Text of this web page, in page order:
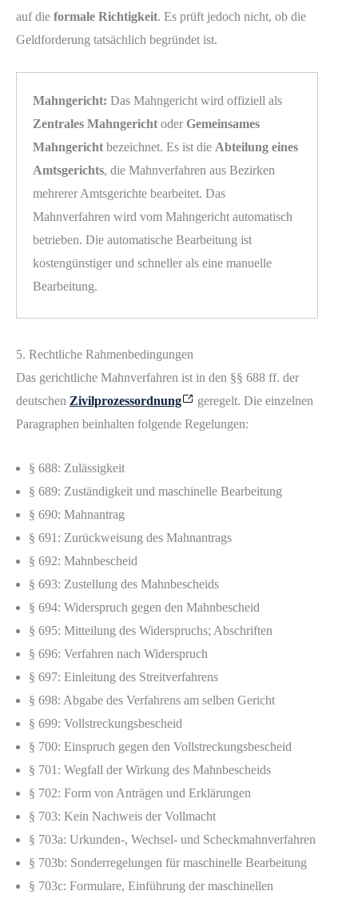
auf die formale Richtigkeit. Es prüft jedoch nicht, ob die
Geldforderung tatsächlich begründet ist.
Mahngericht: Das Mahngericht wird offiziell als
Zentrales Mahngericht oder Gemeinsames
Mahngericht bezeichnet. Es ist die Abteilung eines
Amtsgerichts, die Mahnverfahren aus Bezirken
mehrerer Amtsgerichte bearbeitet. Das
Mahnverfahren wird vom Mahngericht automatisch
betrieben. Die automatische Bearbeitung ist
kostengünstiger und schneller als eine manuelle
Bearbeitung.
5. Rechtliche Rahmenbedingungen
Das gerichtliche Mahnverfahren ist in den §§ 688 ff. der
deutschen Zivilprozessordnung
geregelt. Die einzelnen
Paragraphen beinhalten folgende Regelungen:
§ 688: Zulässigkeit
§ 689: Zuständigkeit und maschinelle Bearbeitung
§ 690: Mahnantrag
§ 691: Zurückweisung des Mahnantrags
§ 692: Mahnbescheid
§ 693: Zustellung des Mahnbescheids
§ 694: Widerspruch gegen den Mahnbescheid
§ 695: Mitteilung des Widerspruchs; Abschriften
§ 696: Verfahren nach Widerspruch
§ 697: Einleitung des Streitverfahrens
§ 698: Abgabe des Verfahrens am selben Gericht
§ 699: Vollstreckungsbescheid
§ 700: Einspruch gegen den Vollstreckungsbescheid
§ 701: Wegfall der Wirkung des Mahnbescheids
§ 702: Form von Anträgen und Erklärungen
§ 703: Kein Nachweis der Vollmacht
§ 703a: Urkunden-, Wechsel- und Scheckmahnverfahren
§ 703b: Sonderregelungen für maschinelle Bearbeitung
§ 703c: Formulare, Einführung der maschinellen